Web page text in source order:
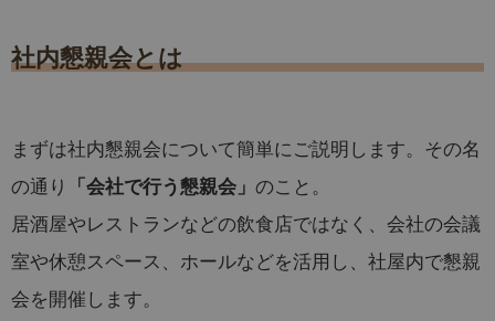
社内懇親会とは
まずは社内懇親会について簡単にご説明します。その名
の通り 「会社で行う懇親会」 のこと。
居酒屋やレストランなどの飲食店ではなく、会社の会議
室や休憩スペース、ホールなどを活用し、社屋内で懇親
会を開催します。